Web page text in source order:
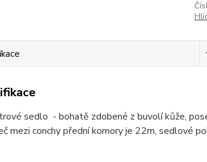
sedlo - bohatě zdobené z buvolí kůže,
mezi conchy přední komory je 22m, sedlové